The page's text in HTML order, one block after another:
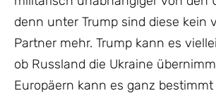
denn unter Trump sind diese kein
Partner mehr. Trump kann es
ob Russland die Ukraine
Europäern kann es ganz